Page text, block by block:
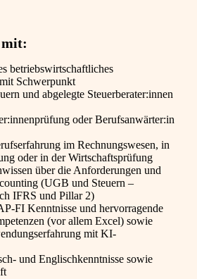
mit:
betriebswirtschaftliches
Schwerpunkt
und abgelegte Steuerberater:innen
oder Berufsanwärter:in
im Rechnungswesen, in
oder in der Wirtschaftsprüfung
über die Anforderungen und
(UGB und Steuern –
IFRS und Pillar 2)
FI Kenntnisse und hervorragende
(vor allem Excel) sowie
mit KI-
und Englischkenntnisse sowie